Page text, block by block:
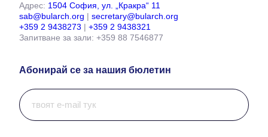
Адрес: 1504 София, ул. „Кракра“ 11
sab@bularch.org | secretary@bularch.org
+359 2 9438273 | +359 2 9438321
Запитване за зали: +359 88 7546877
Абонирай се за нашия бюлетин
И
м
е